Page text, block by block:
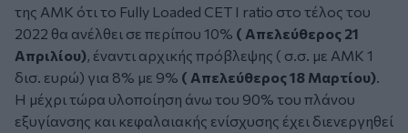
της ΑΜΚ ότι το Fully Loaded CET I ratio στο τέλος του
2022 θα ανέλθει σε περίπου 10% ( Απελεύθερος 21
Απριλίου), έναντι αρχικής πρόβλεψης ( σ.σ. με ΑΜΚ 1
δισ. ευρώ) για 8% με 9% ( Απελεύθερος 18 Μαρτίου).
Η μέχρι τώρα υλοποίηση άνω του 90% του πλάνου
εξυγίανσης και κεφαλαιακής ενίσχυσης έχει διενεργηθεί